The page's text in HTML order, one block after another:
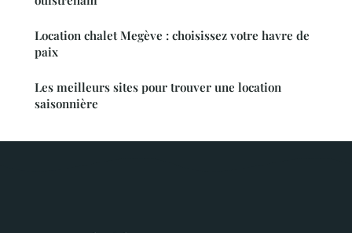
Location chalet Megève : choisissez votre havre de
paix
Les meilleurs sites pour trouver une location
saisonnière